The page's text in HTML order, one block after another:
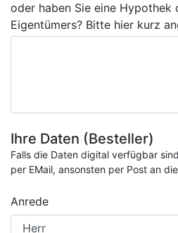
oder haben Sie eine Hypothek
Eigentümers? Bitte hier kurz
Ihre Daten (Besteller)
Falls die Daten digital verfügbar
per EMail, ansonsten per Post an
Anrede